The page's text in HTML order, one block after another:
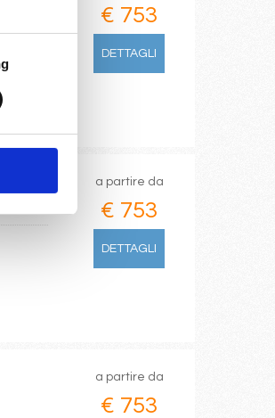
€ 753
DETTAGLI
a partire da
€ 753
DETTAGLI
a partire da
€ 753